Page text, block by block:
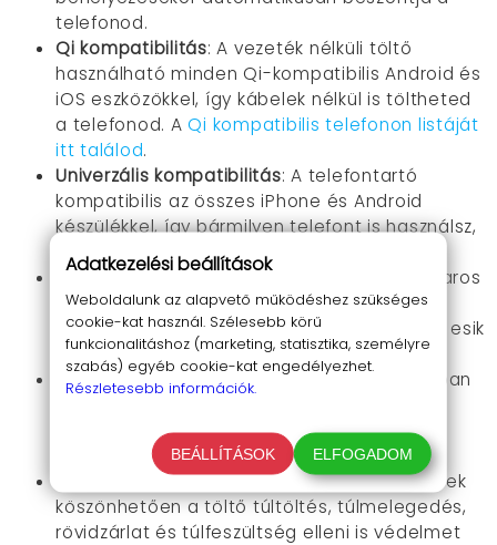
telefonod.
Qi kompatibilitás: A vezeték nélküli töltő
használható minden Qi-kompatibilis Android és
iOS eszközökkel, így kábelek nélkül is töltheted
a telefonod. AQi kompatibilis telefonon listáját
itt találod.
Univerzális kompatibilitás: A telefontartó
kompatibilis az összes iPhone és Android
készülékkel, így bármilyen telefont is használsz,
a Q3 tökéletes társad lesz az utakon.
Erős tartás: a telefontartó kampos és csavaros
rögzítéssel rendelkezik, ami a legbiztosabb
tartást adja a telefonnak. Nem csuklik, nem esik
le.
360°-ban forgatható:
A telefontartó 360°-ban
elhelyezheted a telefonod a kényelmes
használat érdekében.
Biztonságos töltés: A többszörös védelemnek
köszönhetően a töltő túltöltés, túlmelegedés,
rövidzárlat és túlfeszültség elleni is védelmet
Adatkezelési beállítások
Weboldalunk az alapvető működéshez szükséges
cookie-kat használ. Szélesebb körű
funkcionalitáshoz (marketing, statisztika, személyre
szabás) egyéb cookie-kat engedélyezhet.
Részletesebb információk.
BEÁLLÍTÁSOK ELFOGADOM